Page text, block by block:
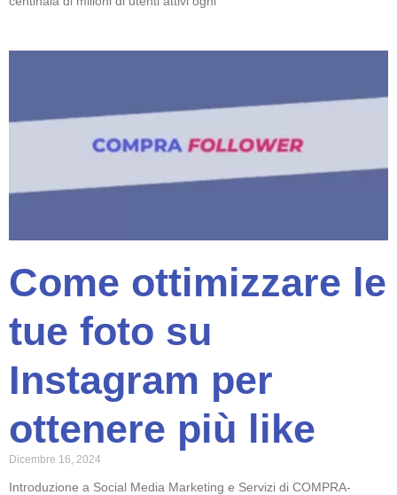
Come ottimizzare le
tue foto su
Instagram per
ottenere più like
Dicembre 16, 2024
Introduzione a Social Media Marketing e Servizi di COMPRA-